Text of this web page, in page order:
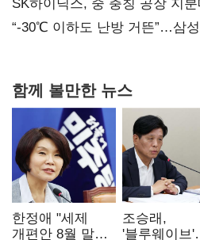
SK하이닉스, 중 충칭 공장 지
없어”
“-30℃ 이하도 난방 거뜬”…삼
함께 볼만한 뉴스
한정애 "세제
개편안 8월 말
조승래,
'블루웨이브'